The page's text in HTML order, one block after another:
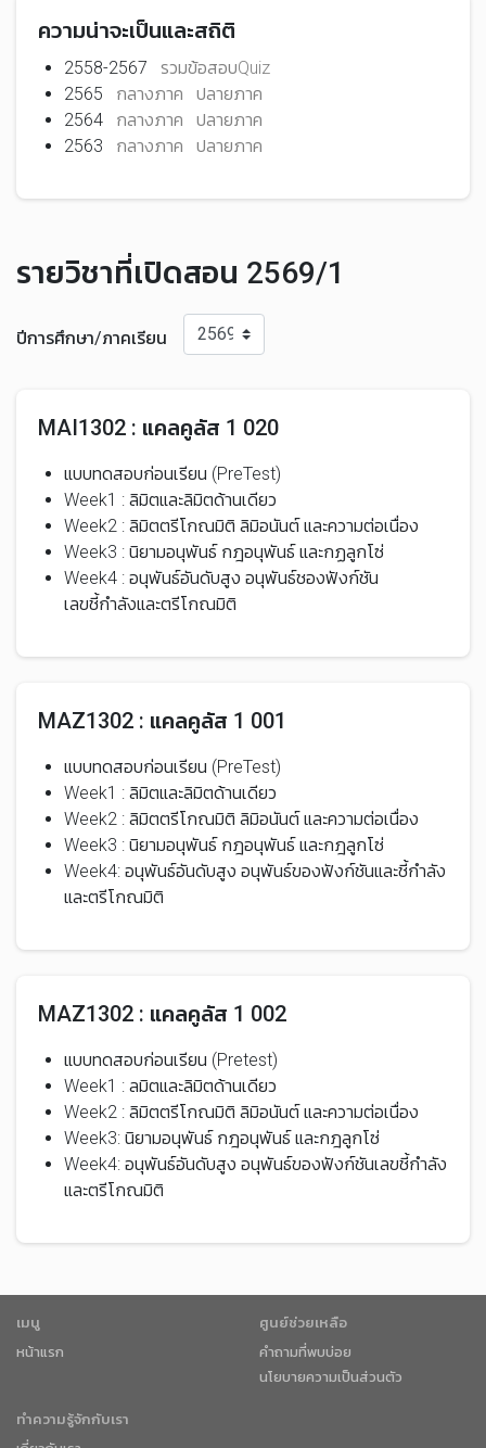
ความน่าจะเป็นและสถิติ
2558-2567
รวมข้อสอบQuiz
2565
กลางภาค
ปลายภาค
2564
กลางภาค
ปลายภาค
2563
กลางภาค ปลายภาค
รายวิชาที่เปิดสอน 2569/1
ปีการศึกษา/ภาคเรียน
MAI1302 : แคลคูลัส 1 020
แบบทดสอบก่อนเรียน (PreTest)
Week1 : ลิมิตและลิมิตด้านเดียว
Week2 : ลิมิตตรีโกณมิติ ลิมิอนันต์ และความต่อเนื่อง
Week3 : นิยามอนุพันธ์ กฎอนุพันธ์ และกฏลูกโซ่
Week4 : อนุพันธ์อันดับสูง อนุพันธ์ชองฟังก์ชัน
เลขชี้กำลังและตรีโกณมิติ
MAZ1302 : แคลคูลัส 1 001
แบบทดสอบก่อนเรียน (PreTest)
Week1 : ลิมิตและลิมิตด้านเดียว
Week2 : ลิมิตตรีโกณมิติ ลิมิอนันต์ และความต่อเนื่อง
Week3 : นิยามอนุพันธ์ กฎอนุพันธ์ และกฎลูกโซ่
Week4: อนุพันธ์อันดับสูง อนุพันธ์ของฟังก์ชันและชี้กำลัง
และตรีโกณมิติ
MAZ1302 : แคลคูลัส 1 002
แบบทดสอบก่อนเรียน (Pretest)
Week1 : ลมิตและลิมิตด้านเดียว
Week2 : ลิมิตตรีโกณมิติ ลิมิอนันต์ และความต่อเนื่อง
Week3: นิยามอนุพันธ์ กฎอนุพันธ์ และกฎลูกโซ่
Week4: อนุพันธ์อันดับสูง อนุพันธ์ของฟังก์ชันเลขชี้กำลัง
และตรีโกณมิติ
เมนู
หน้าแรก
ศูนย์ช่วยเหลือ
คำถามที่พบบ่อย
นโยบายความเป็นส่วนตัว
ทำความรู้จักกับเรา